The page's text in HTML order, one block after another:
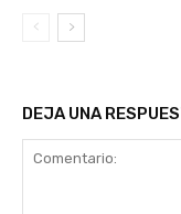
DEJA UNA